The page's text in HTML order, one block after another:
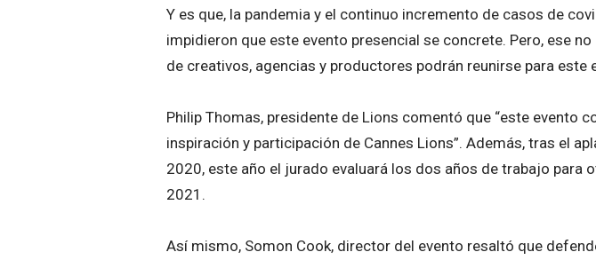
Y es que, la pandemia y el continuo incremento de casos de
impidieron que este evento presencial se concrete. Pero, ese
de creativos, agencias y productores podrán reunirse para este
Philip Thomas, presidente de Lions comentó que “este evento
inspiración y participación de Cannes Lions”. Además, tras el
2020, este año el jurado evaluará los dos años de trabajo para
2021.
Así mismo, Somon Cook, director del evento resaltó que